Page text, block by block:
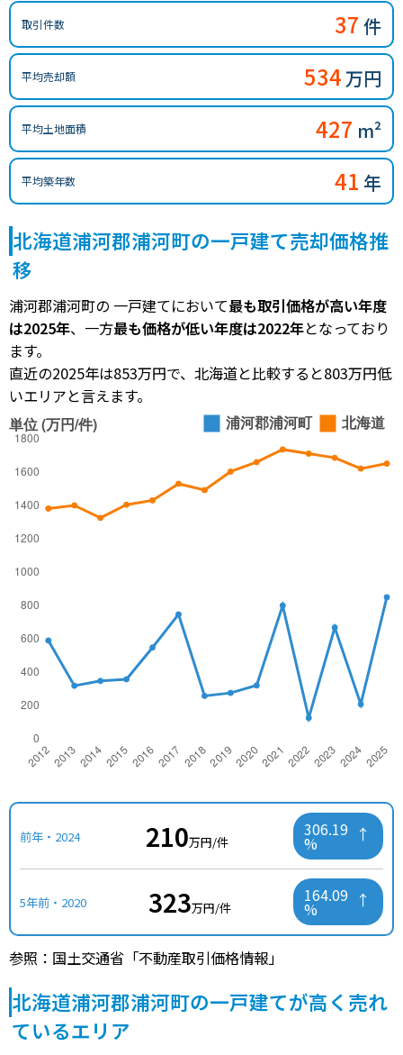
取引件数 37 件
平均売却額 534 万円
平均土地面積 427 m²
平均築年数 41 年
北海道浦河郡浦河町の一戸建て売却価格推
移
浦河郡浦河町の 一戸建てにおいて最も取引価格が高い年度
は2025年、一方最も価格が低い年度は2022年となっており
ます。
直近の2025年は853万円で、北海道と比較すると803万円低
いエリアと言えます。
前年・2024 210万円/件
306.19
%
5年前・2020 323万円/件
164.09
%
参照：国土交通省「不動産取引価格情報」
北海道浦河郡浦河町の一戸建てが高く売れ
ているエリア